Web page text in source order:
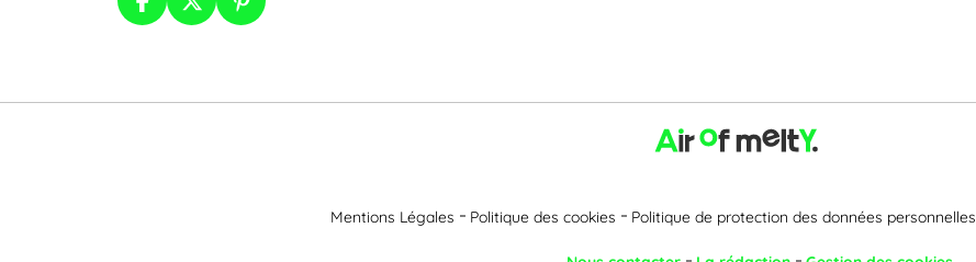
Mentions Légales Politique des cookies Politique de protection des données personnelles